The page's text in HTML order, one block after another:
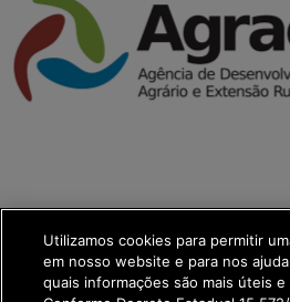
Transformação Digital
get_footer();
Utilizamos cookies para permitir
em nosso website e para nos
quais informações são mais úteis